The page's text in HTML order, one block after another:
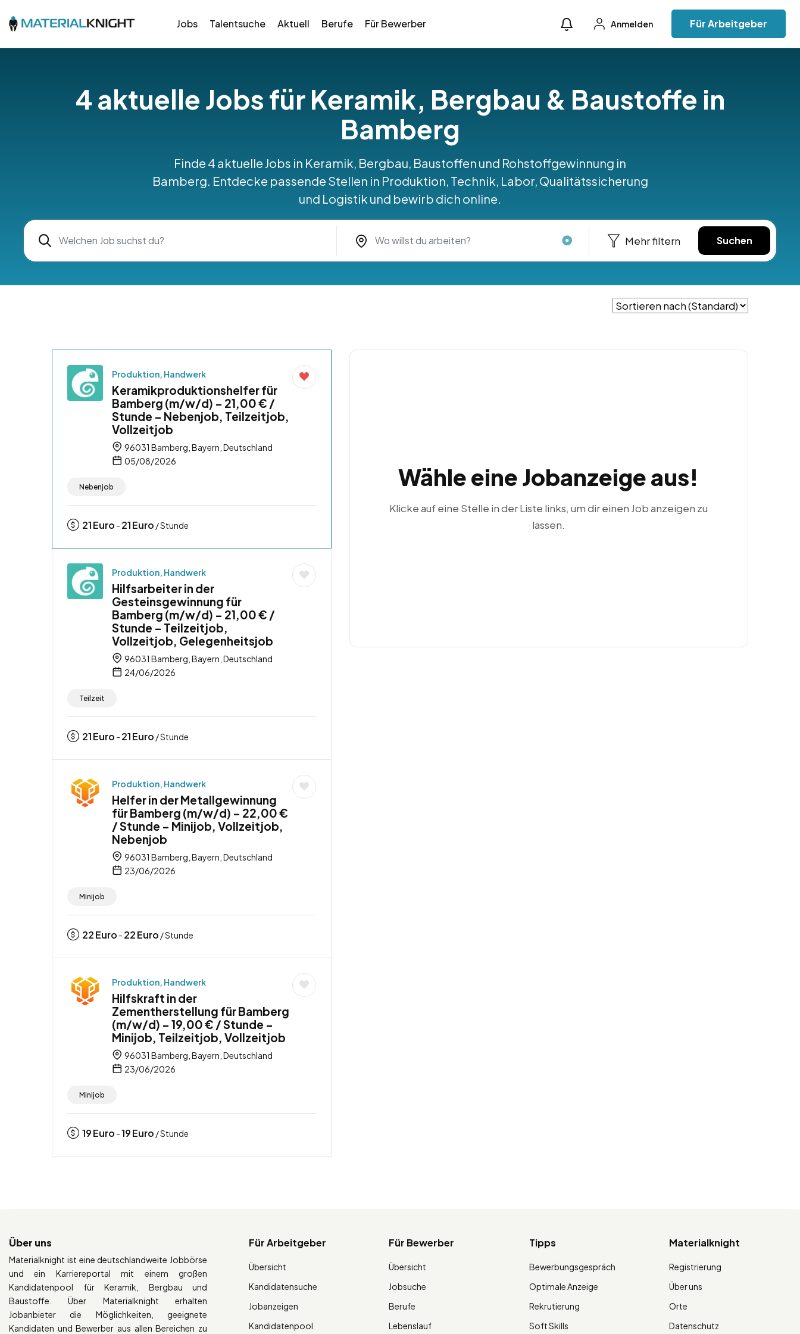
Jobs Talentsuche Aktuell Berufe Für Bewerber Anmelden Für Arbeitgeber
4 aktuelle Jobs für Keramik, Bergbau & Baustoffe in
Bamberg
Finde 4 aktuelle Jobs in Keramik, Bergbau, Baustoffen und Rohstoffgewinnung in
Bamberg. Entdecke passende Stellen in Produktion, Technik, Labor, Qualitätssicherung
und Logistik und bewirb dich online.
Mehr filtern Suchen
Produktion, Handwerk
Keramikproduktionshelfer für
Bamberg (m/w/d) – 21,00 € /
Stunde – Nebenjob, Teilzeitjob,
Vollzeitjob
96031 Bamberg, Bayern, Deutschland
05/08/2026
Nebenjob
21Euro - 21Euro / Stunde
Produktion, Handwerk
Hilfsarbeiter in der
Gesteinsgewinnung für
Bamberg (m/w/d) – 21,00 € /
Stunde – Teilzeitjob,
Vollzeitjob, Gelegenheitsjob
96031 Bamberg, Bayern, Deutschland
24/06/2026
Teilzeit
21Euro - 21Euro / Stunde
Produktion, Handwerk
Helfer in der Metallgewinnung
für Bamberg (m/w/d) – 22,00 €
/ Stunde – Minijob, Vollzeitjob,
Nebenjob
96031 Bamberg, Bayern, Deutschland
23/06/2026
Minijob
22Euro - 22Euro / Stunde
Produktion, Handwerk
Hilfskraft in der
Zementherstellung für Bamberg
(m/w/d) – 19,00 € / Stunde –
Minijob, Teilzeitjob, Vollzeitjob
96031 Bamberg, Bayern, Deutschland
23/06/2026
Minijob
19Euro -19Euro / Stunde
Wähle eine Jobanzeige aus!
Klicke auf eine Stelle in der Liste links, um dir einen Job anzeigen zu
lassen.
Über uns
Materialknight ist eine deutschlandweite Jobbörse
und ein Karriereportal mit einem großen
Kandidatenpool für Keramik, Bergbau und
Baustoffe. Über Materialknight erhalten
Jobanbieter die Möglichkeiten, geeignete
Kandidaten und Bewerber aus allen Bereichen zu
Für Arbeitgeber
Übersicht
Kandidatensuche
Jobanzeigen
Kandidatenpool
Für Bewerber
Übersicht
Jobsuche
Berufe
Lebenslauf
Tipps
Bewerbungsgespräch
Optimale Anzeige
Rekrutierung
Soft Skills
Materialknight
Registrierung
Über uns
Orte
Datenschutz